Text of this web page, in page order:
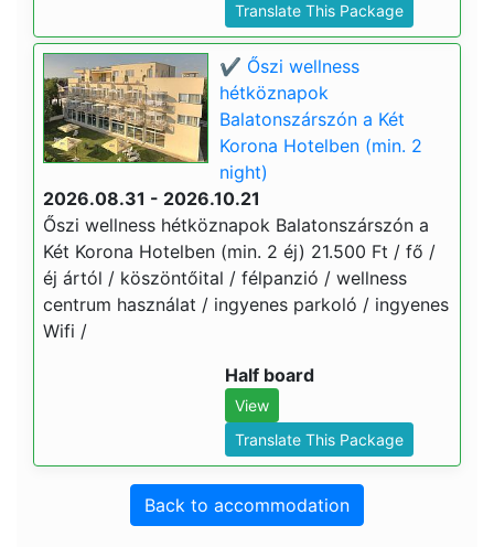
Translate This Package
✔️ Őszi wellness
hétköznapok
Balatonszárszón a Két
Korona Hotelben (min. 2
night)
2026.08.31 - 2026.10.21
Őszi wellness hétköznapok Balatonszárszón a
Két Korona Hotelben (min. 2 éj) 21.500 Ft / fő /
éj ártól / köszöntőital / félpanzió / wellness
centrum használat / ingyenes parkoló / ingyenes
Wifi /
Half board
View
Translate This Package
Back to accommodation